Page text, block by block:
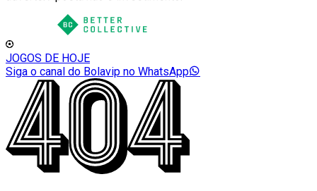
JOGOS DE HOJE
Siga o canal do Bolavip no WhatsApp